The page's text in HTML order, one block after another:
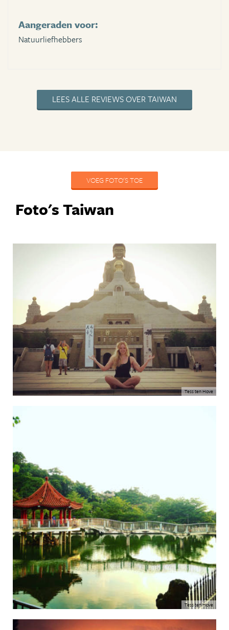
Aangeraden voor:
Natuurliefhebbers
LEES ALLE REVIEWS OVER TAIWAN
VOEG FOTO'S TOE
Foto's Taiwan
Tess ten Hove
Tess ten Hove